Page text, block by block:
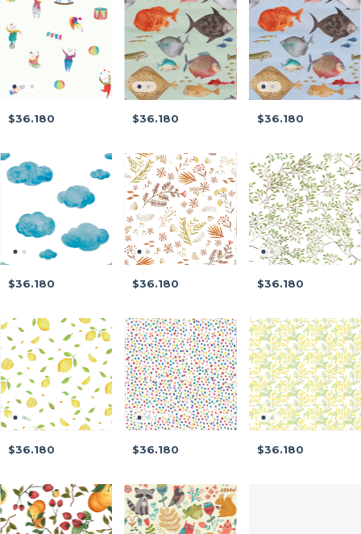
$36.180 $36.180 $36.180
$36.180 $36.180 $36.180
$36.180 $36.180 $36.180